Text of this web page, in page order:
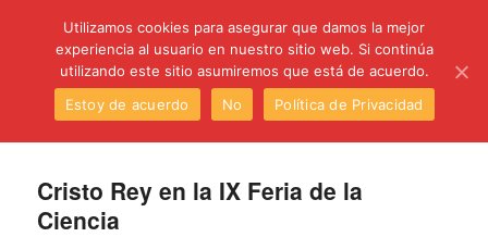
Cristo Rey en la IX Feria de la
Ciencia
Utilizamos cookies para asegurar que damos la mejor
experiencia al usuario en nuestro sitio web. Si continúa
utilizando este sitio asumiremos que está de acuerdo.
Estoy de acuerdo
No Política de Privacidad